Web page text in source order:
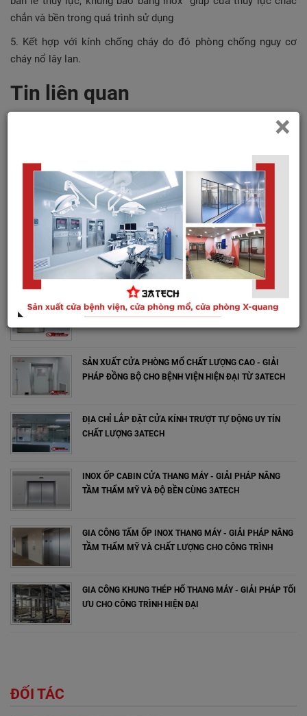
chắn và bền trong quá trình sử dụng
5. Kết hợp với kính chống cháy do đó phòng chống nguy cơ
cháy nổ lây lan.
Tin liên quan
SẢN PHẨM
GIA CÔNG INOX, BÀO RÃNH, CHẤN GẤP PROFILE
CỬA TỰ ĐỘNG, CỬA BỆNH VIỆN
TIN MỚI NHẤT
SẢN XUẤT CỬA PHÒNG MỔ UY TÍN - GIẢI PHÁP ĐỒNG BỘ
CHO MÔI TRƯỜNG Y TẾ HIỆN ĐẠI
SẢN XUẤT CỬA PHÒNG MỔ CHẤT LƯỢNG CAO - GIẢI
PHÁP ĐỒNG BỘ CHO BỆNH VIỆN HIỆN ĐẠI TỪ 3ATECH
ĐỊA CHỈ LẮP ĐẶT CỬA KÍNH TRƯỢT TỰ ĐỘNG UY TÍN
CHẤT LƯỢNG 3ATECH
INOX ỐP CABIN CỬA THANG MÁY - GIẢI PHÁP NÂNG
TẦM THẨM MỸ VÀ ĐỘ BỀN CÙNG 3ATECH
GIA CÔNG TẤM ỐP INOX THANG MÁY - GIẢI PHÁP NÂNG
TẦM THẨM MỸ VÀ CHẤT LƯỢNG CHO CÔNG TRÌNH
GIA CÔNG KHUNG THÉP HỐ THANG MÁY - GIẢI PHÁP TỐI
ƯU CHO CÔNG TRÌNH HIỆN ĐẠI
ĐỐI TÁC
×